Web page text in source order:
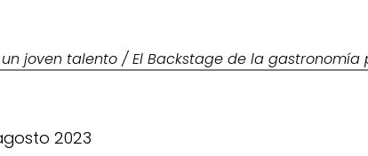
joven talento / El Backstage de la gastronomía
2023